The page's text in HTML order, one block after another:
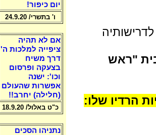
"ראש
הרדיו שלו:
יום כיפור!
ו' בתשרי/ 24.9.20
אם לא תהיה
ציפייה למלכות ה'
דרך משיח
בצעקה ופרסום
וכו': ישנה
אפשרות שהעולם
(חלילה) יחרב!!
כ"ט באלול/ 18.9.20
נתניהו הסכים